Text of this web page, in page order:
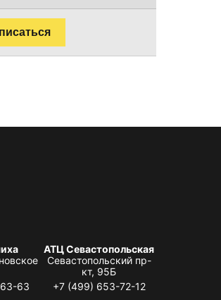
63
АТЦ Севастопольская
Севастопольский пр-
кт, 95Б
+7 (499) 653-72-12